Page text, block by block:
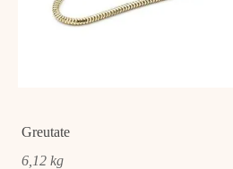
Greutate
6,12 kg